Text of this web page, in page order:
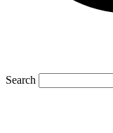
Search